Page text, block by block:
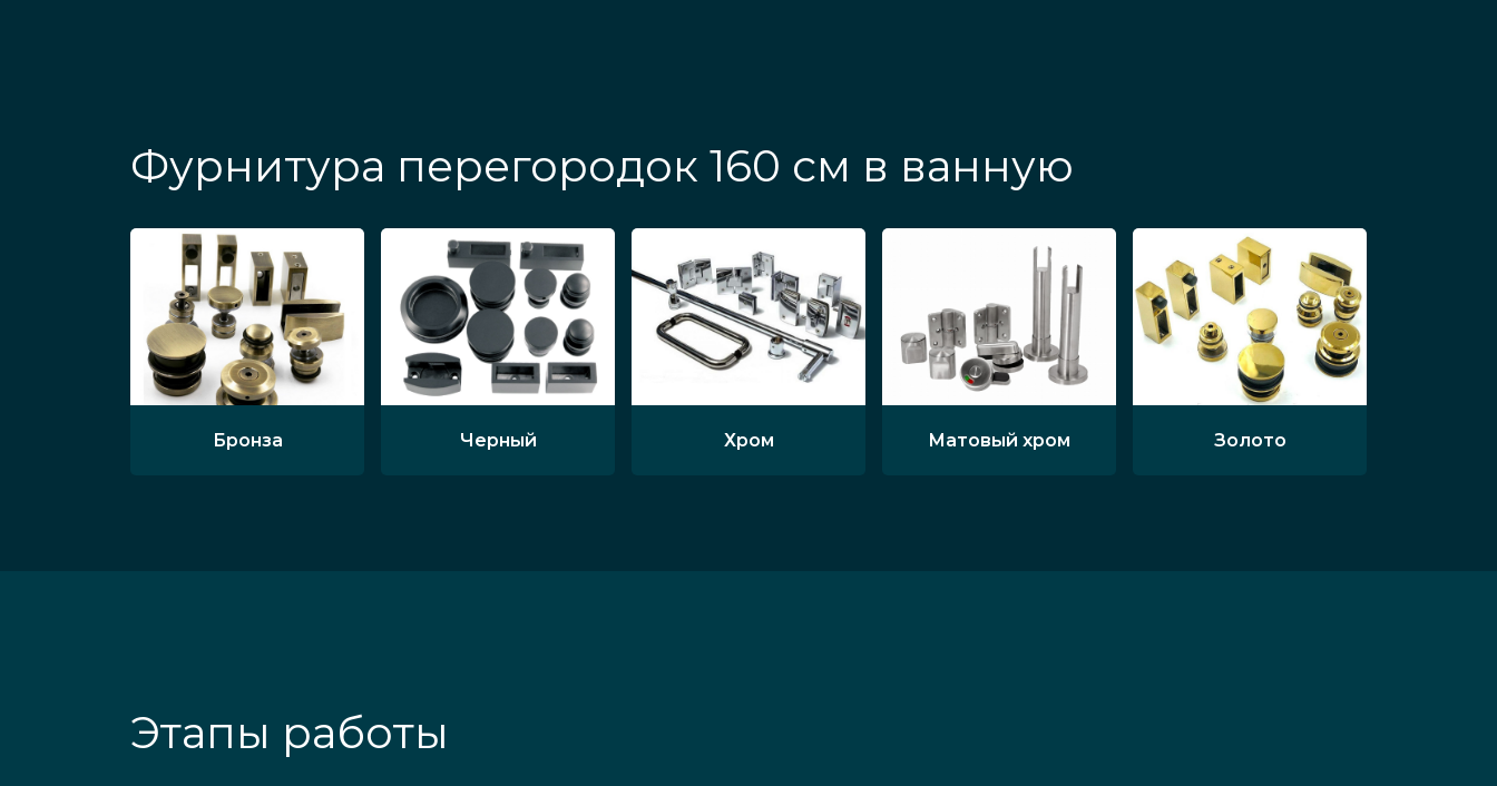
Фурнитура перегородок 160 см в ванную
Бронза Черный Хром Матовый хром Золото
Этапы работы